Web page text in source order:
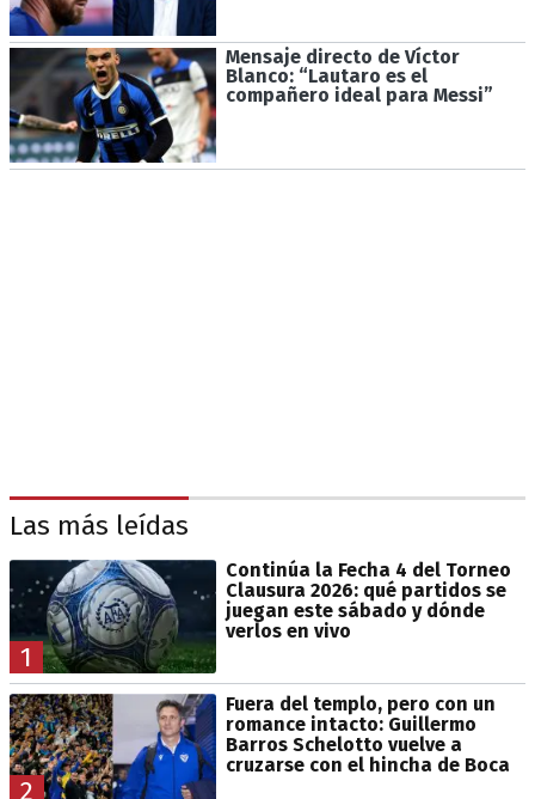
Mensaje directo de Víctor
Blanco: “Lautaro es el
compañero ideal para Messi”
Las más leídas
1
Continúa la Fecha 4 del Torneo
Clausura 2026: qué partidos se
juegan este sábado y dónde
verlos en vivo
2
Fuera del templo, pero con un
romance intacto: Guillermo
Barros Schelotto vuelve a
cruzarse con el hincha de Boca